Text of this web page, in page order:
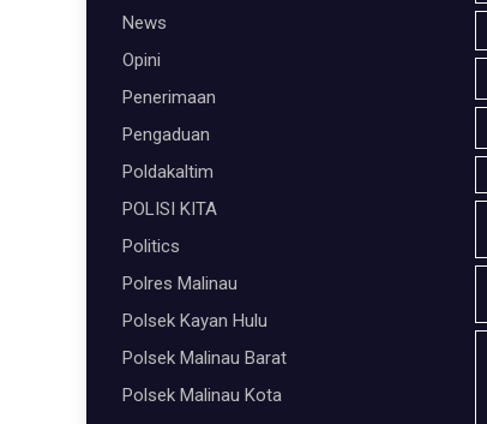
News
Opini
Penerimaan
Pengaduan
Poldakaltim
POLISI KITA
Politics
Polres Malinau
Polsek Kayan Hulu
Polsek Malinau Barat
Polsek Malinau Kota